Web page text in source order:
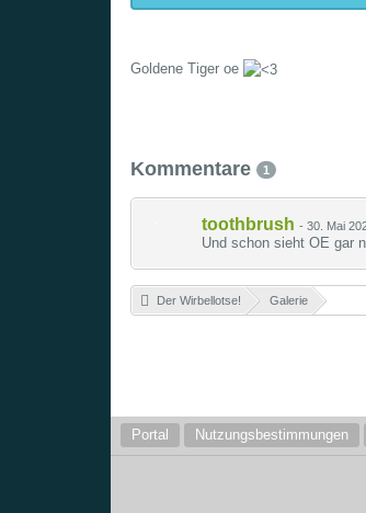
Goldene Tiger oe
Kommentare 1
toothbrush - 30. Mai
Und schon sieht OE gar
Der Wirbellotse! Galerie»
Portal Nutzungsbestimmungen